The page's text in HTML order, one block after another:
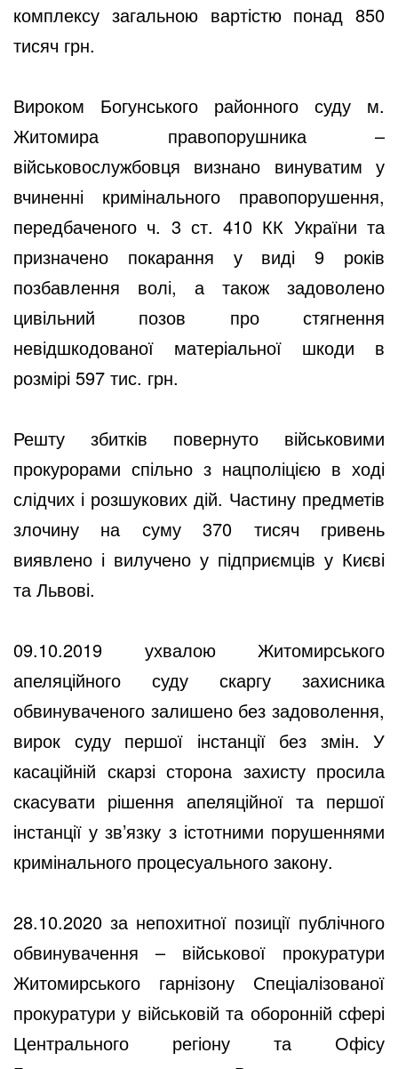
комплексу загальною вартістю понад 850
тисяч грн.
Вироком Богунського районного суду м.
Житомира правопорушника –
військовослужбовця визнано винуватим у
вчиненні кримінального правопорушення,
передбаченого ч. 3 ст. 410 КК України та
призначено покарання у виді 9 років
позбавлення волі, а також задоволено
цивільний позов про стягнення
невідшкодованої матеріальної шкоди в
розмірі 597 тис. грн.
Решту збитків повернуто військовими
прокурорами спільно з нацполіцією в ході
слідчих і розшукових дій. Частину предметів
злочину на суму 370 тисяч гривень
виявлено і вилучено у підприємців у Києві
та Львові.
09.10.2019 ухвалою Житомирського
апеляційного суду скаргу захисника
обвинуваченого залишено без задоволення,
вирок суду першої інстанції без змін. У
касаційній скарзі сторона захисту просила
скасувати рішення апеляційної та першої
інстанції у зв’язку з істотними порушеннями
кримінального процесуального закону.
28.10.2020 за непохитної позиції публічного
обвинувачення – військової прокуратури
Житомирського гарнізону Спеціалізованої
прокуратури у військовій та оборонній сфері
Центрального регіону та Офісу